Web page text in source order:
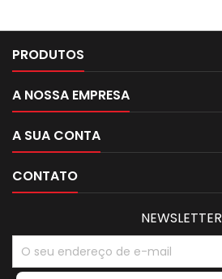
PRODUTOS
A NOSSA EMPRESA
A SUA CONTA
CONTATO
NEWSLETTER